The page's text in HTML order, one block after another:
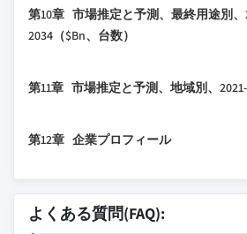
3.2.2.1 高い初期投
3.2.3 市場機会
3.2.3.2 IoT対応・
3.2.3.3 農村部やア
の継続的な需要
9.2 屋内倉庫
9.3 冷蔵倉庫
9.5 ロジスティクス・3PL
第10章 市場推定と予測、最終用途別、
2034（$Bn、台数）
10.2 小売・Eコマース
10.4 医薬品
10.6 ロジスティクス・倉庫
10.7 その他
第11章 市場推定と予測、地域別、2021-
11.2 北米
11.2.2 カナダ
11.3 欧州
第12章 企業プロフィール
12.1 アイルマスター
12.3 クラーク・マテリアル・
よくある質問(FAQ):